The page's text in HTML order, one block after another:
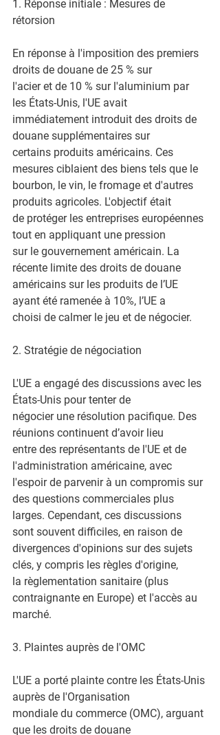
1. Réponse initiale : Mesures de
rétorsion
En réponse à l'imposition des premiers
droits de douane de 25 % sur
l'acier et de 10 % sur l'aluminium par
les États-Unis, l'UE avait
immédiatement introduit des droits de
douane supplémentaires sur
certains produits américains. Ces
mesures ciblaient des biens tels que le
bourbon, le vin, le fromage et d'autres
produits agricoles. L'objectif était
de protéger les entreprises européennes
tout en appliquant une pression
sur le gouvernement américain. La
récente limite des droits de douane
américains sur les produits de l’UE
ayant été ramenée à 10%, l’UE a
choisi de calmer le jeu et de négocier.
2. Stratégie de négociation
L'UE a engagé des discussions avec les
États-Unis pour tenter de
négocier une résolution pacifique. Des
réunions continuent d’avoir lieu
entre des représentants de l'UE et de
l'administration américaine, avec
l'espoir de parvenir à un compromis sur
des questions commerciales plus
larges. Cependant, ces discussions
sont souvent difficiles, en raison de
divergences d'opinions sur des sujets
clés, y compris les règles d'origine,
la règlementation sanitaire (plus
contraignante en Europe) et l'accès au
marché.
3. Plaintes auprès de l'OMC
L'UE a porté plainte contre les États-Unis
auprès de l'Organisation
mondiale du commerce (OMC), arguant
que les droits de douane